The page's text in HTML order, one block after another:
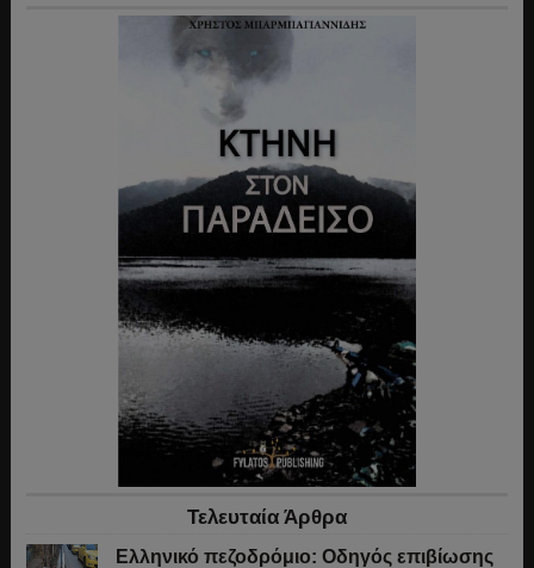
Τελευταία Άρθρα
Ελληνικό πεζοδρόμιο: Οδηγός επιβίωσης